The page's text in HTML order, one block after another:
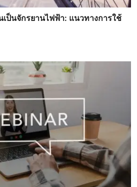
เป็นจักรยานไฟฟ้า: แนวทางการใช้